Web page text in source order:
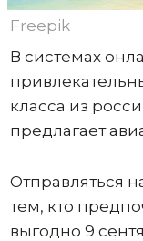
Freepik
В системах
класса из
предлагает
Отправляться
тем, кто
выгодно 9